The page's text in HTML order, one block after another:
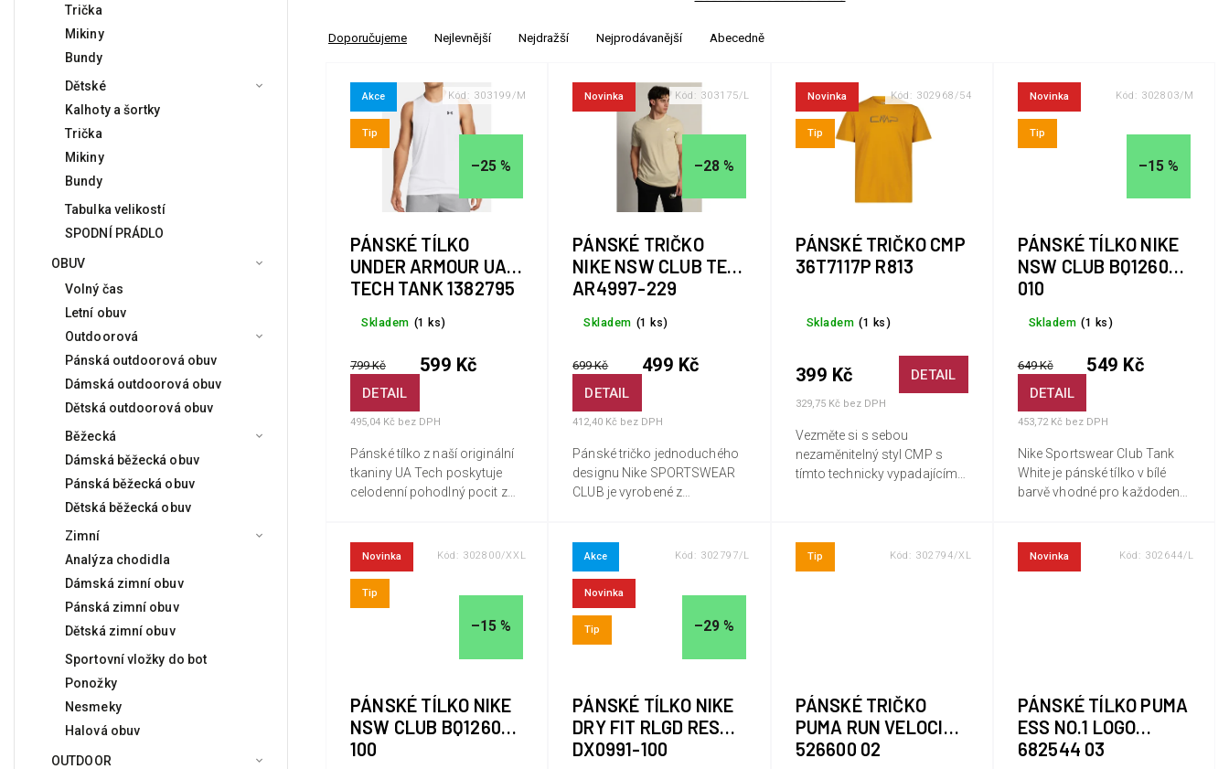
Trička
Mikiny
Bundy
Dětské
Kalhoty a šortky
Trička
Mikiny
Bundy
Tabulka velikostí
SPODNÍ PRÁDLO
OBUV
Volný čas
Letní obuv
Outdoorová
Pánská outdoorová obuv
Dámská outdoorová obuv
Dětská outdoorová obuv
Běžecká
Dámská běžecká obuv
Pánská běžecká obuv
Dětská běžecká obuv
Zimní
Analýza chodidla
Dámská zimní obuv
Pánská zimní obuv
Dětská zimní obuv
Sportovní vložky do bot
Ponožky
Nesmeky
Halová obuv
OUTDOOR
Doporučujeme Nejlevnější Nejdražší Nejprodávanější Abecedně
Akce
Tip
–25 %
PÁNSKÉ TÍLKO
UNDER ARMOUR UA
TECH TANK 1382795
Skladem (1 ks)
DETAIL
495,04 Kč bez DPH
799 Kč 599 Kč
Pánské tílko z naší originální
tkaniny UA Tech poskytuje
celodenní pohodlný pocit z
a působí přirozeněji.
Materiál...
Kód: 303199/M Novinka
–28 %
PÁNSKÉ TRIČKO
NIKE NSW CLUB TEE
AR4997-229
Skladem (1 ks)
DETAIL
412,40 Kč bez DPH
699 Kč 499 Kč
Pánské tričko jednoduchého
designu Nike SPORTSWEAR
CLUB je vyrobené z
celý den. Má klasický střih,
který dokonale padne na...
Kód: 303175/L Novinka
Tip
PÁNSKÉ TRIČKO CMP
36T7117P R813
Skladem (1 ks)
DETAIL
329,75 Kč bez DPH
399 Kč
Vezměte si s sebou
nezaměnitelný styl CMP s
tímto technicky vypadajícím
městě....
Kód: 302968/54 Novinka
Tip
–15 %
PÁNSKÉ TÍLKO NIKE
NSW CLUB BQ1260-
010
Skladem (1 ks)
DETAIL
453,72 Kč bez DPH
649 Kč 549 Kč
Nike Sportswear Club Tank
White je pánské tílko v bílé
barvě vhodné pro každodenní
což vytváří příjemný pocit
při...
Kód: 302803/M
Novinka
Tip
–15 %
PÁNSKÉ TÍLKO NIKE
NSW CLUB BQ1260-
100
Kód: 302800/XXL Akce
Novinka
Tip –29 %
PÁNSKÉ TÍLKO NIKE
DRY FIT RLGD RESET
DX0991-100
Kód: 302797/L Tip
PÁNSKÉ TRIČKO
PUMA RUN VELOCITY
526600 02
Kód: 302794/XL Novinka
PÁNSKÉ TÍLKO PUMA
ESS NO.1 LOGO
682544 03
Kód: 302644/L